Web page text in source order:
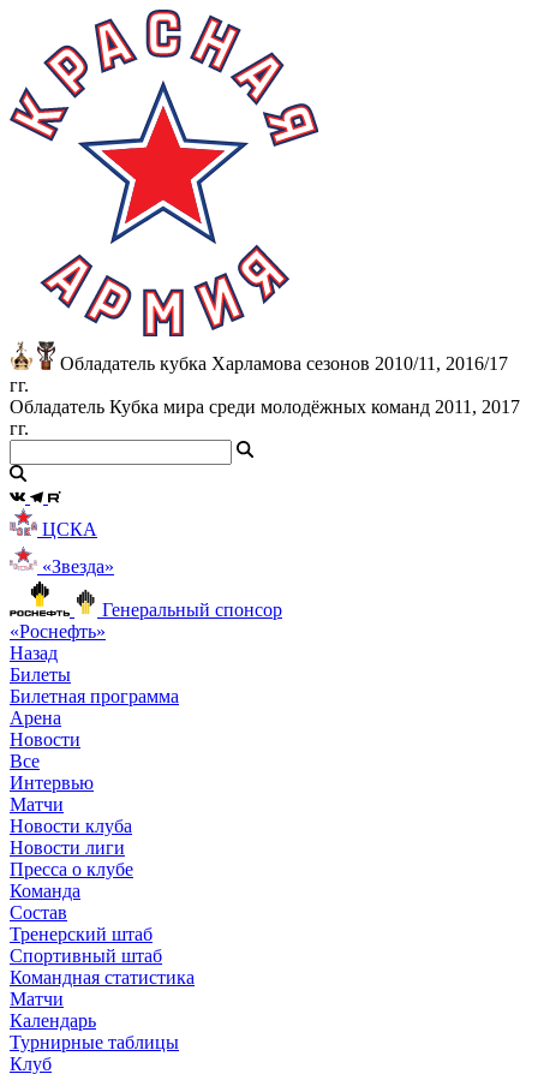
Обладатель кубка Харламова сезонов 2010/11, 2016/17
гг.
Обладатель Кубка мира среди молодёжных команд 2011, 2017
гг.
ЦСКА
«Звезда»
Генеральный спонсор
«Роснефть»
Назад
Билеты
Билетная программа
Арена
Новости
Все
Интервью
Матчи
Новости клуба
Новости лиги
Пресса о клубе
Команда
Состав
Тренерский штаб
Спортивный штаб
Командная статистика
Матчи
Календарь
Турнирные таблицы
Клуб